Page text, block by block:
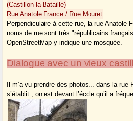
(Castillon-la-Bataille)
Rue Anatole France / Rue Mouret
Perpendiculaire à cette rue, la rue Anatole
noms de rue sont très "républicains
OpenStreetMap y indique une mosquée.
Dialogue avec un vieux
Il m’a vu prendre des photos... dans la rue
s’établit ; on est devant l’école qu’il a